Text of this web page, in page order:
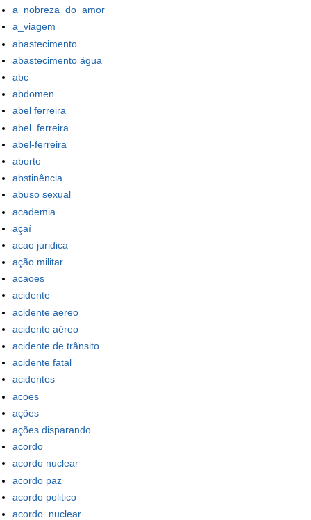
a_nobreza_do_amor
a_viagem
abastecimento
abastecimento água
abc
abdomen
abel ferreira
abel_ferreira
abel-ferreira
aborto
abstinência
abuso sexual
academia
açaí
acao juridica
ação militar
acaoes
acidente
acidente aereo
acidente aéreo
acidente de trânsito
acidente fatal
acidentes
acoes
ações
ações disparando
acordo
acordo nuclear
acordo paz
acordo politico
acordo_nuclear